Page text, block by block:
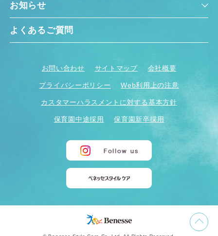
お知らせ
よくあるご質問
お問い合わせ サイトマップ 会社概要
プライバシーポリシー Web利用上の注意
カスタマーハラスメントに対する基本方針
保育園中途採用 保育園新卒採用